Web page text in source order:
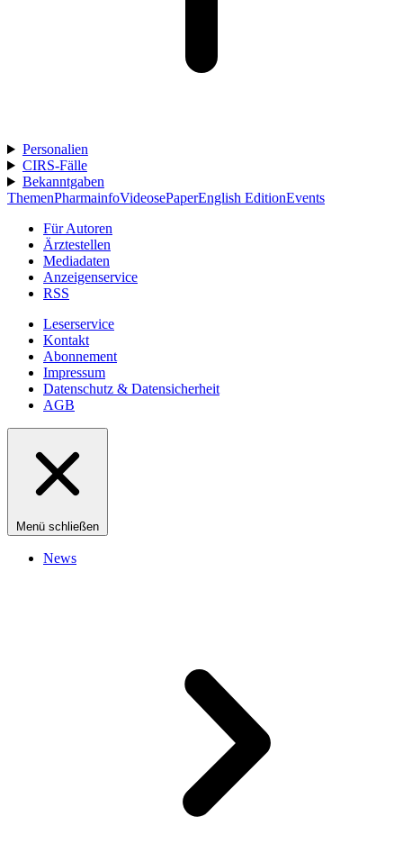
Personalien
CIRS-Fälle
Bekanntgaben
ThemenPharmainfoVideosePaperEnglish EditionEvents
Für Autoren
Ärztestellen
Mediadaten
Anzeigenservice
RSS
Leserservice
Kontakt
Abonnement
Impressum
Datenschutz & Datensicherheit
AGB
Menü schließen
News